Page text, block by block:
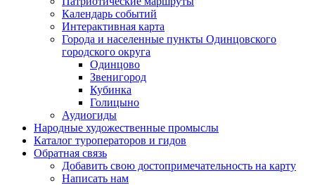
Календарь событий
Интерактивная карта
Города и населенные пункты Одинцовского
городского округа
Одинцово
Звенигород
Кубинка
Голицыно
Аудиогиды
Народные художественные промыслы
Каталог туроператоров и гидов
Обратная связь
Добавить свою достопримечательность на карту
Написать нам